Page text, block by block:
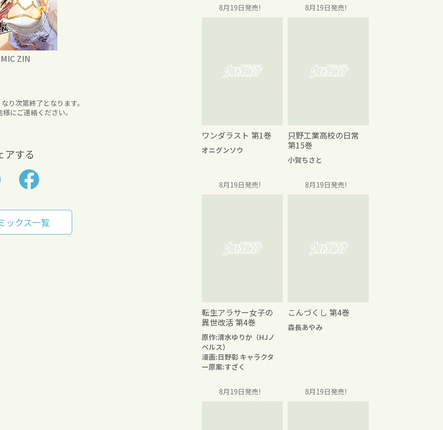
ZIN
り次第終了となります。
にご連絡ください。
アする
ックス一覧
8月19日発売!
ワンダラスト 第1巻
オニグンソウ
8月19日発売!
只野工業高校の日常
第15巻
小賀ちさと
8月19日発売!
転生アラサー女子の
異世改活 第4巻
原作:清水ゆりか（HJノ
ベルス）
漫画:日野彰 キャラクタ
ー原案:すざく
8月19日発売!
こんづくし 第4巻
森長あやみ
8月19日発売! 8月19日発売!